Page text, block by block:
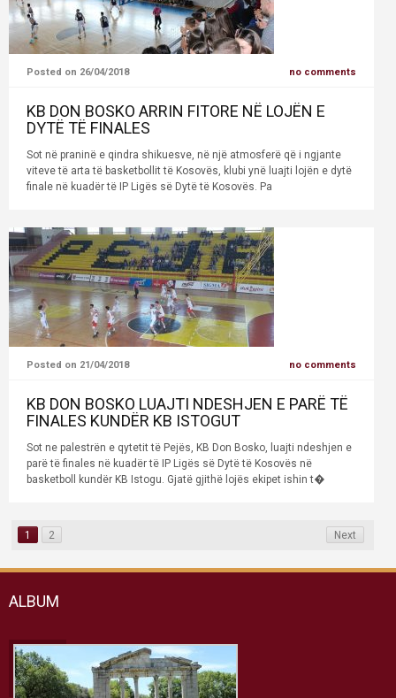
Posted on 26/04/2018 no comments
KB DON BOSKO ARRIN FITORE NË LOJËN E
DYTË TË FINALES
Sot në praninë e qindra shikuesve, në një atmosferë që i ngjante
viteve të arta të basketbollit të Kosovës, klubi ynë luajti lojën e dytë
finale në kuadër të IP Ligës së Dytë të Kosovës. Pa
Posted on 21/04/2018 no comments
KB DON BOSKO LUAJTI NDESHJEN E PARË TË
FINALES KUNDËR KB ISTOGUT
Sot ne palestrën e qytetit të Pejës, KB Don Bosko, luajti ndeshjen e
parë të finales në kuadër të IP Ligës së Dytë të Kosovës në
basketboll kundër KB Istogu. Gjatë gjithë lojës ekipet ishin t�
1 2 Next
ALBUM